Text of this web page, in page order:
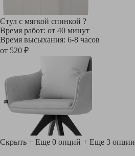
Стул с мягкой спинкой ?
Время работ: от 40 минут
Время высыхания: 6-8 часов
от 520 ₽
Скрыть + Еще 0 опций + Еще 3 опции